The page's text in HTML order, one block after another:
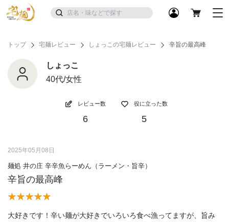
トップ 宅麺レビュー しょっこの宅麺レビュー 辛旨の最高峰
しょっこ
40代/女性
レビュー数
6
役に立った数
5
2025年05月08日
麺処 井の庄 辛辛魚らーめん（ラーメン・旨辛）
辛旨の最高峰
大好きです！辛い麺が大好きでいろいろ食べ漁ってますが、旨み